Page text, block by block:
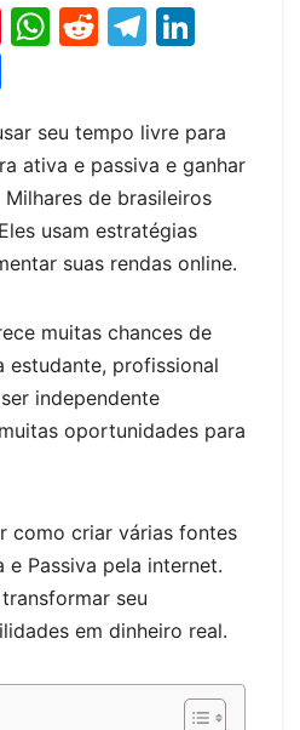
Pi
e
st
W
s
A
p
p
R
di
t
T
gr
a
m
e
dI
n
ar
e
seu tempo livre para
ativa e passiva e ganhar
de brasileiros
usam estratégias
suas rendas online.
muitas chances de
estudante, profissional
independente
oportunidades para
como criar várias fontes
e Passiva pela internet.
seu
em dinheiro real.